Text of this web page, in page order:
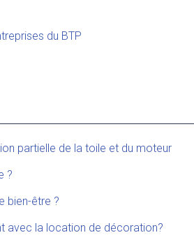
du BTP
partielle de la toile et du moteur
?
bien-être ?
avec la location de décoration?